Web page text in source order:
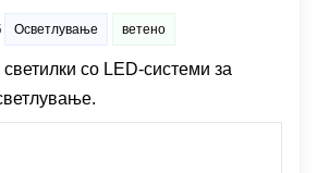
Осветлување ветено
со LED-системи за